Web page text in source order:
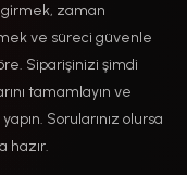
zaman
ve süreci güvenle
Siparişinizi şimdi
tamamlayın ve
Sorularınız olursa
hazır.